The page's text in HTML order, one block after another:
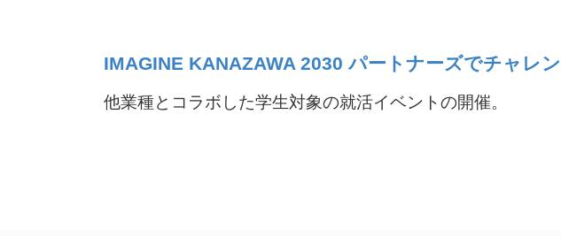
IMAGINE KANAZAWA 2030 パートナーズでチャレ
他業種とコラボした学生対象の就活イベントの開催。